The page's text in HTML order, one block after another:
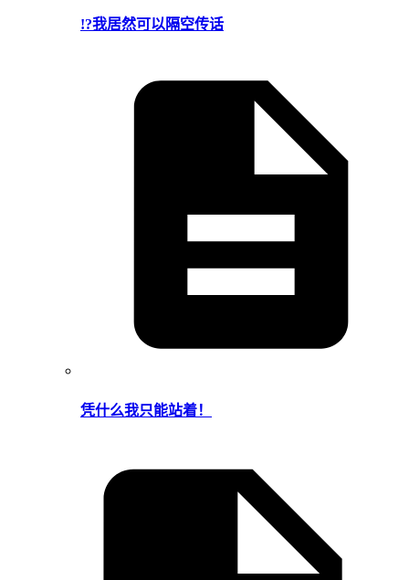
!?我居然可以隔空传话
凭什么我只能站着！